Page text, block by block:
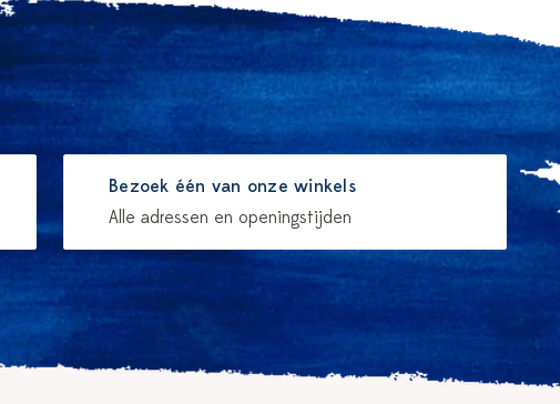
Bezoek één van onze winkels
Alle adressen en openingstijden